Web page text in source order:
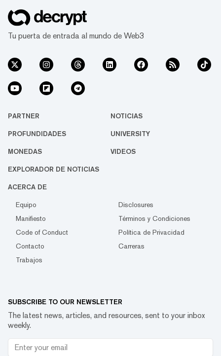
Tu puerta de entrada al mundo de Web3
PARTNER NOTICIAS
PROFUNDIDADES UNIVERSITY
MONEDAS VIDEOS
EXPLORADOR DE NOTICIAS
ACERCA DE
Equipo
Disclosures
Manifiesto
Términos y Condiciones
Code of Conduct
Política de Privacidad
Contacto
Carreras
Trabajos
SUBSCRIBE TO OUR NEWSLETTER
The latest news, articles, and resources, sent to your inbox
weekly.